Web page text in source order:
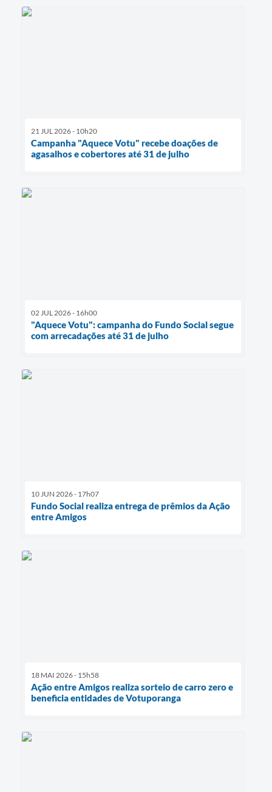
21 JUL 2026 - 10h20
Campanha "Aquece Votu" recebe doações de
agasalhos e cobertores até 31 de julho
02 JUL 2026 - 16h00
"Aquece Votu": campanha do Fundo Social segue
com arrecadações até 31 de julho
10 JUN 2026 - 17h07
Fundo Social realiza entrega de prêmios da Ação
entre Amigos
18 MAI 2026 - 15h58
Ação entre Amigos realiza sorteio de carro zero e
beneficia entidades de Votuporanga